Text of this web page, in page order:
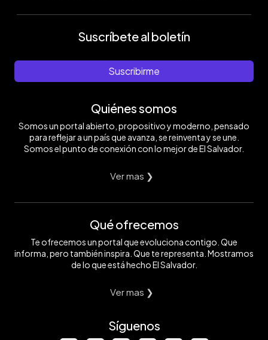
Suscríbete al boletín
Suscribirme
Quiénes somos
Somos un portal abierto, propositivo y moderno, pensado
para reflejar a un país que avanza, se reinventa y se une.
Somos el punto de conexión con lo mejor de El Salvador.
Ver mas ❯
Qué ofrecemos
Te ofrecemos un portal que evoluciona contigo. Que
informa, pero también inspira. Que te representa. Mostramos
de lo que está hecho El Salvador.
Ver mas ❯
Síguenos